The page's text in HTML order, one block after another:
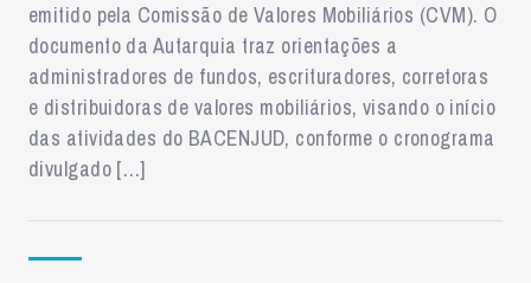
emitido pela Comissão de Valores Mobiliários (CVM). O
documento da Autarquia traz orientações a
administradores de fundos, escrituradores, corretoras
e distribuidoras de valores mobiliários, visando o início
das atividades do BACENJUD, conforme o cronograma
divulgado […]